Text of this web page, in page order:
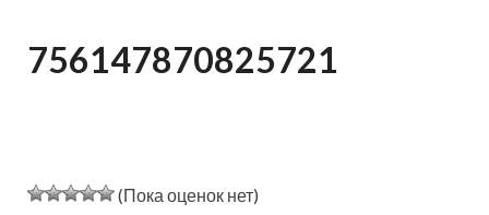
756147870825721
(Пока оценок нет)